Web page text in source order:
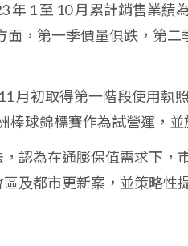
年 1 至 10 月累計銷售業績
面，第一季價量俱跌，第
月初取得第一階段使用執
棒球錦標賽作為試營運，並
認為在通膨保值需求下，
及都市更新案，並策略性